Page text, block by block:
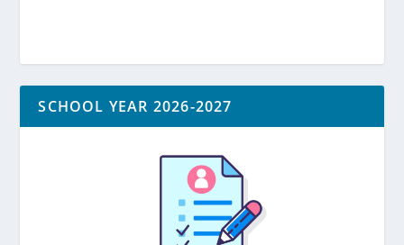
SCHOOL YEAR 2026-2027